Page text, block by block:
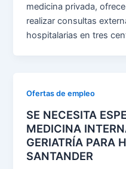
medicina privada,
realizar consultas
hospitalarias en tres
Ofertas de empleo
SE NECESITA
MEDICINA
GERIATRÍA PARA
SANTANDER